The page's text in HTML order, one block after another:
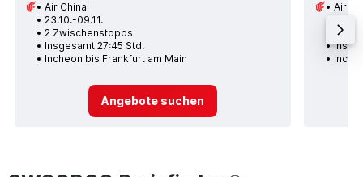
Air China
23.10.-09.11.
2 Zwischenstopps
Insgesamt 27:45 Std.
Incheon bis Frankfurt am Main
Angebote suchen
Air
1